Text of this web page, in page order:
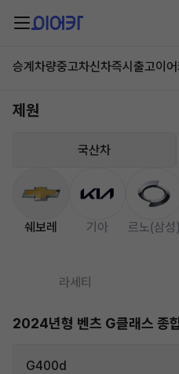
승계차량중고차신차즉시출고이
제원
국산차
쉐보레 기아 르노(삼성)
라세티
2024년형 벤츠 G클래스 종
G400d